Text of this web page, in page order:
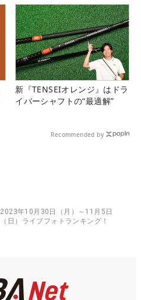
新『TENSEIオレンジ』はドラ
イバーシャフトの“最適解”
Recommended by
2023年10月30日（月）～11月5日
（日）ライブフォトランキング！